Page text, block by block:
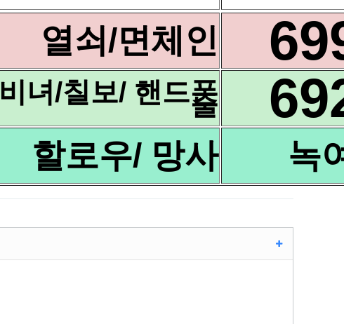
열쇠/면체인
비녀/칠보/ 핸드폰
줄
할로우/ 망사 녹